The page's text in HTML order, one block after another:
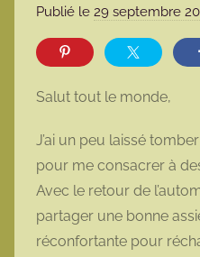
Publié le 29 septembre
Salut tout le monde,
J’ai un peu laissé
pour me consacrer à
Avec le retour de
partager une bonne
réconfortante pour